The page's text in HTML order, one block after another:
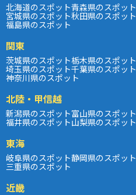
北海道のスポット青森県のスポット
宮城県のスポット秋田県のスポット
福島県のスポット
関東
茨城県のスポット栃木県のスポット
埼玉県のスポット千葉県のスポット
神奈川県のスポット
北陸・甲信越
新潟県のスポット富山県のスポット
福井県のスポット山梨県のスポット
東海
岐阜県のスポット静岡県のスポット
三重県のスポット
近畿